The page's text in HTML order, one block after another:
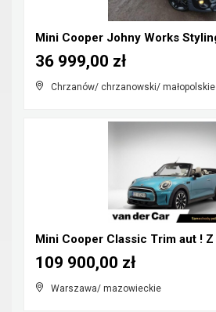
Chrzanów/ chrzanowski/ małopolskie
36 999,00 zł
Warszawa/ mazowieckie
109 900,00 zł